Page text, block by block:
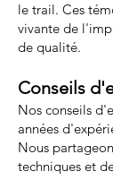
le trail. Ces
vivante de
de qualité.
Conseils
Nos conseils
années
Nous
techniques et